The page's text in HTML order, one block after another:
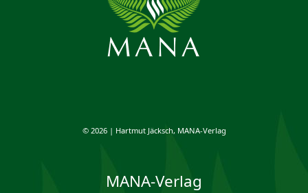
© 2026 | Hartmut Jäcksch, MANA-Verlag
MANA-Verlag